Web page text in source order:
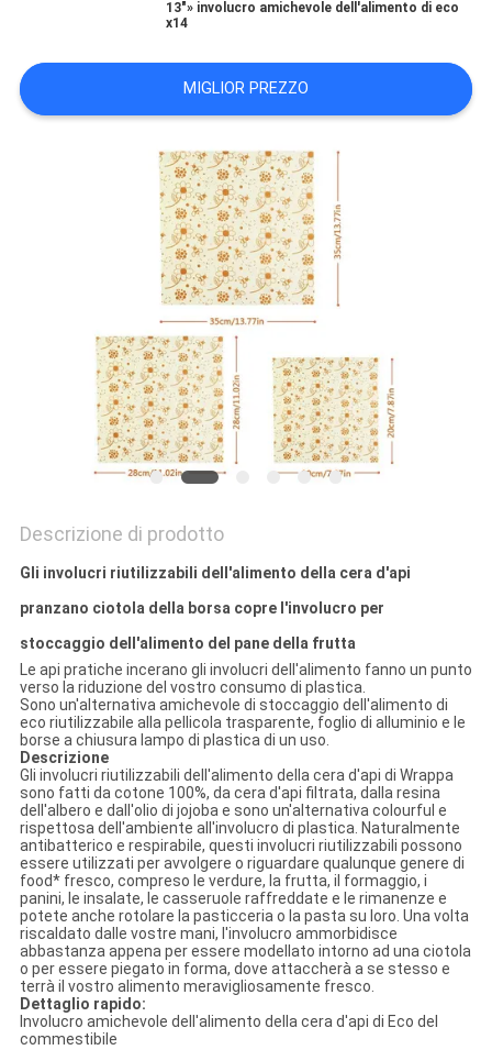
PRIVACY
POLICY
13"» involucro amichevole dell'alimento di eco
x14
MIGLIOR PREZZO
Descrizione di prodotto
Gli involucri riutilizzabili dell'alimento della cera d'api
pranzano ciotola della borsa copre l'involucro per
stoccaggio dell'alimento del pane della frutta
Le api pratiche incerano gli involucri dell'alimento fanno un punto
verso la riduzione del vostro consumo di plastica.
Sono un'alternativa amichevole di stoccaggio dell'alimento di
eco riutilizzabile alla pellicola trasparente, foglio di alluminio e le
borse a chiusura lampo di plastica di un uso.
Descrizione
Gli involucri riutilizzabili dell'alimento della cera d'api di Wrappa
sono fatti da cotone 100%, da cera d'api filtrata, dalla resina
dell'albero e dall'olio di jojoba e sono un'alternativa colourful e
rispettosa dell'ambiente all'involucro di plastica. Naturalmente
antibatterico e respirabile, questi involucri riutilizzabili possono
essere utilizzati per avvolgere o riguardare qualunque genere di
food* fresco, compreso le verdure, la frutta, il formaggio, i
panini, le insalate, le casseruole raffreddate e le rimanenze e
potete anche rotolare la pasticceria o la pasta su loro. Una volta
riscaldato dalle vostre mani, l'involucro ammorbidisce
abbastanza appena per essere modellato intorno ad una ciotola
o per essere piegato in forma, dove attaccherà a se stesso e
terrà il vostro alimento meravigliosamente fresco.
Dettaglio rapido:
Involucro amichevole dell'alimento della cera d'api di Eco del
commestibile